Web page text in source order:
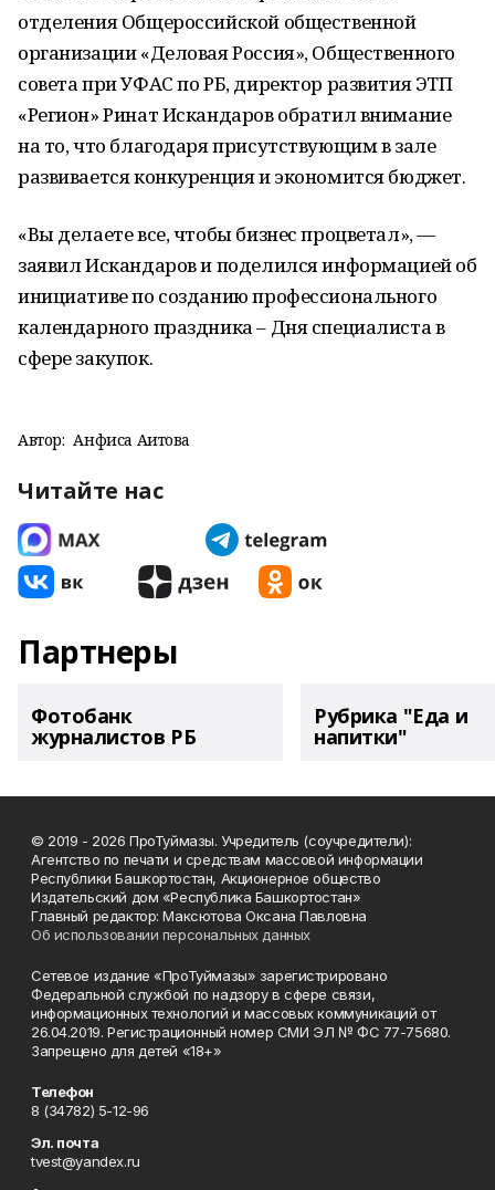
отделения Общероссийской общественной
организации «Деловая Россия», Общественного
совета при УФАС по РБ, директор развития ЭТП
«Регион» Ринат Искандаров обратил внимание
на то, что благодаря присутствующим в зале
развивается конкуренция и экономится бюджет.
«Вы делаете все, чтобы бизнес процветал», —
заявил Искандаров и поделился информацией об
инициативе по созданию профессионального
календарного праздника – Дня специалиста в
сфере закупок.
Автор: Анфиса Аитова
Читайте нас
Партнеры
Фотобанк
журналистов РБ
Рубрика "Еда и
напитки"
© 2019 - 2026 ПроТуймазы. Учредитель (соучредители):
Агентство по печати и средствам массовой информации
Республики Башкортостан, Акционерное общество
Издательский дом «Республика Башкортостан»
Главный редактор: Максютова Оксана Павловна
Об использовании персональных данных
Сетевое издание «ПроТуймазы» зарегистрировано
Федеральной службой по надзору в сфере связи,
информационных технологий и массовых коммуникаций от
26.04.2019. Регистрационный номер СМИ ЭЛ № ФС 77-75680.
Запрещено для детей «18+»
Телефон
8 (34782) 5-12-96
Эл. почта
tvest@yandex.ru